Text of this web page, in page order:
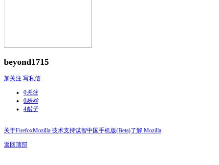
beyond1715
加关注 写私信
0关注
0粉丝
4帖子
关于FirefoxMozilla 技术支持谋智中国手机版(Beta)了解 Mozilla
返回顶部